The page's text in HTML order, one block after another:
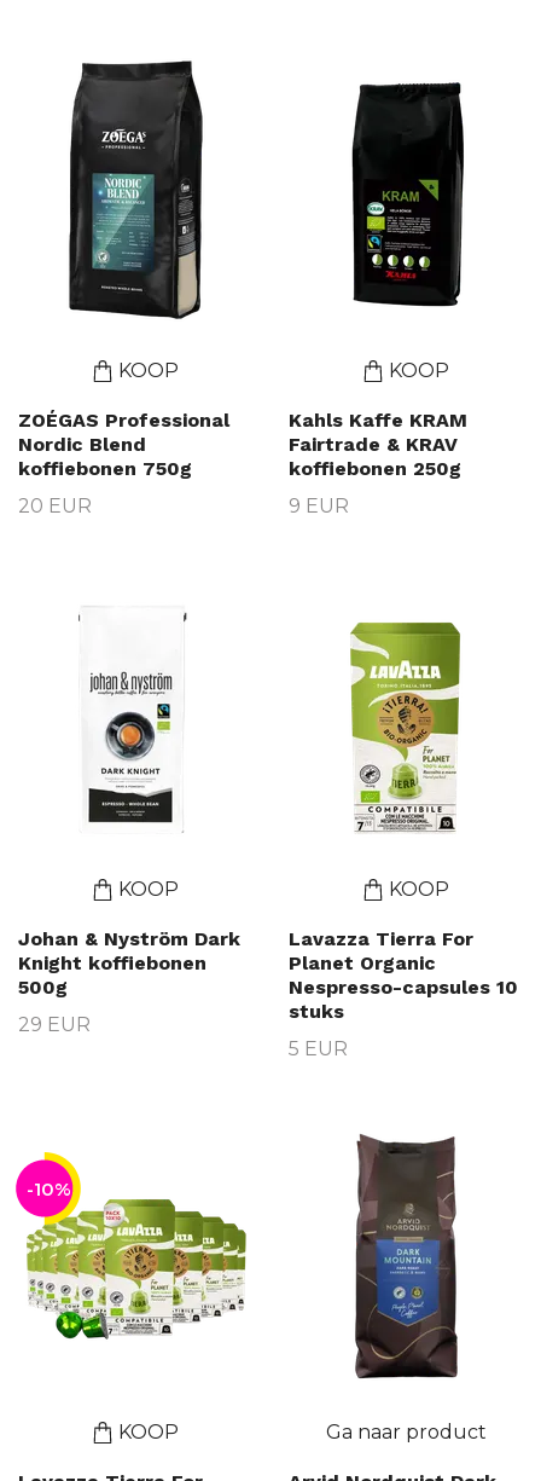
KOOP
ZOÉGAS Professional
Nordic Blend
koffiebonen 750g
20 EUR
KOOP
Kahls Kaffe KRAM
Fairtrade & KRAV
koffiebonen 250g
9 EUR
KOOP
Johan & Nyström Dark
Knight koffiebonen
500g
29 EUR
KOOP
Lavazza Tierra For
Planet Organic
Nespresso-capsules 10
stuks
5 EUR
-10%
KOOP Ga naar product